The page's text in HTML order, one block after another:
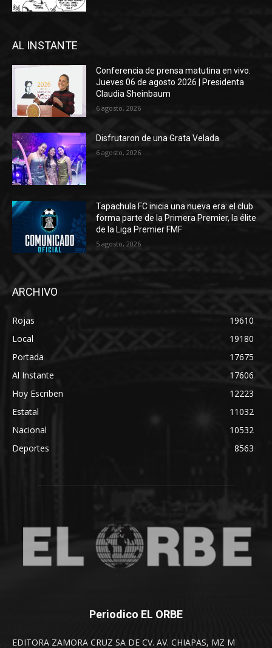
AL INSTANTE
Conferencia de prensa matutina en vivo.
Jueves 06 de agosto 2026 | Presidenta
Claudia Sheinbaum
6 agosto, 2026
Disfrutaron de una Grata Velada
6 agosto, 2026
Tapachula FC inicia una nueva era: el club
forma parte de la Primera Premier, la élite
de la Liga Premier FMF
5 agosto, 2026
ARCHIVO
Rojas
19610
Local
19180
Portada
17675
Al Instante
17606
Hoy Escriben
12223
Estatal
11032
Nacional
10532
Deportes
8563
Periodico EL ORBE
EDITORA ZAMORA CRUZ SA DE CV. AV. CHIAPAS, MZ M